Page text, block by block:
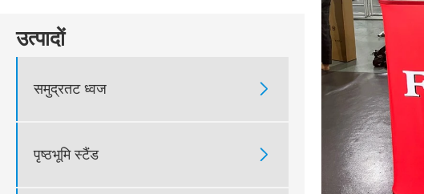
उत्पादों
समुद्रतट ध्वज 
पृष्ठभूमि स्टैंड 